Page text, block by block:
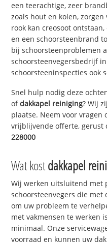
een teerachtige, zeer
zoals hout en kolen,
rook kan creosoot
en een schoorsteenbrand
bij schoorsteenproblemen
schoorsteenvegersbedrijf
schoorsteeninspecties ook
Snel hulp nodig deze
ofdakkapel reiniging? Wij
plaatse. Neem voor vragen
vrijblijvende offerte, gerust
228000
Wat kostdakkapel
Wij werken uitsluitend met
schoorsteenvegers die
om uw probleem te
met vakmensen te werken
minimaal. Onze
voorraad en kunnen uw